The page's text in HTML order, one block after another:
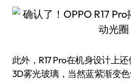
此外，R17 Pro在机身设计上
3D雾光玻璃，当然蓝紫渐变